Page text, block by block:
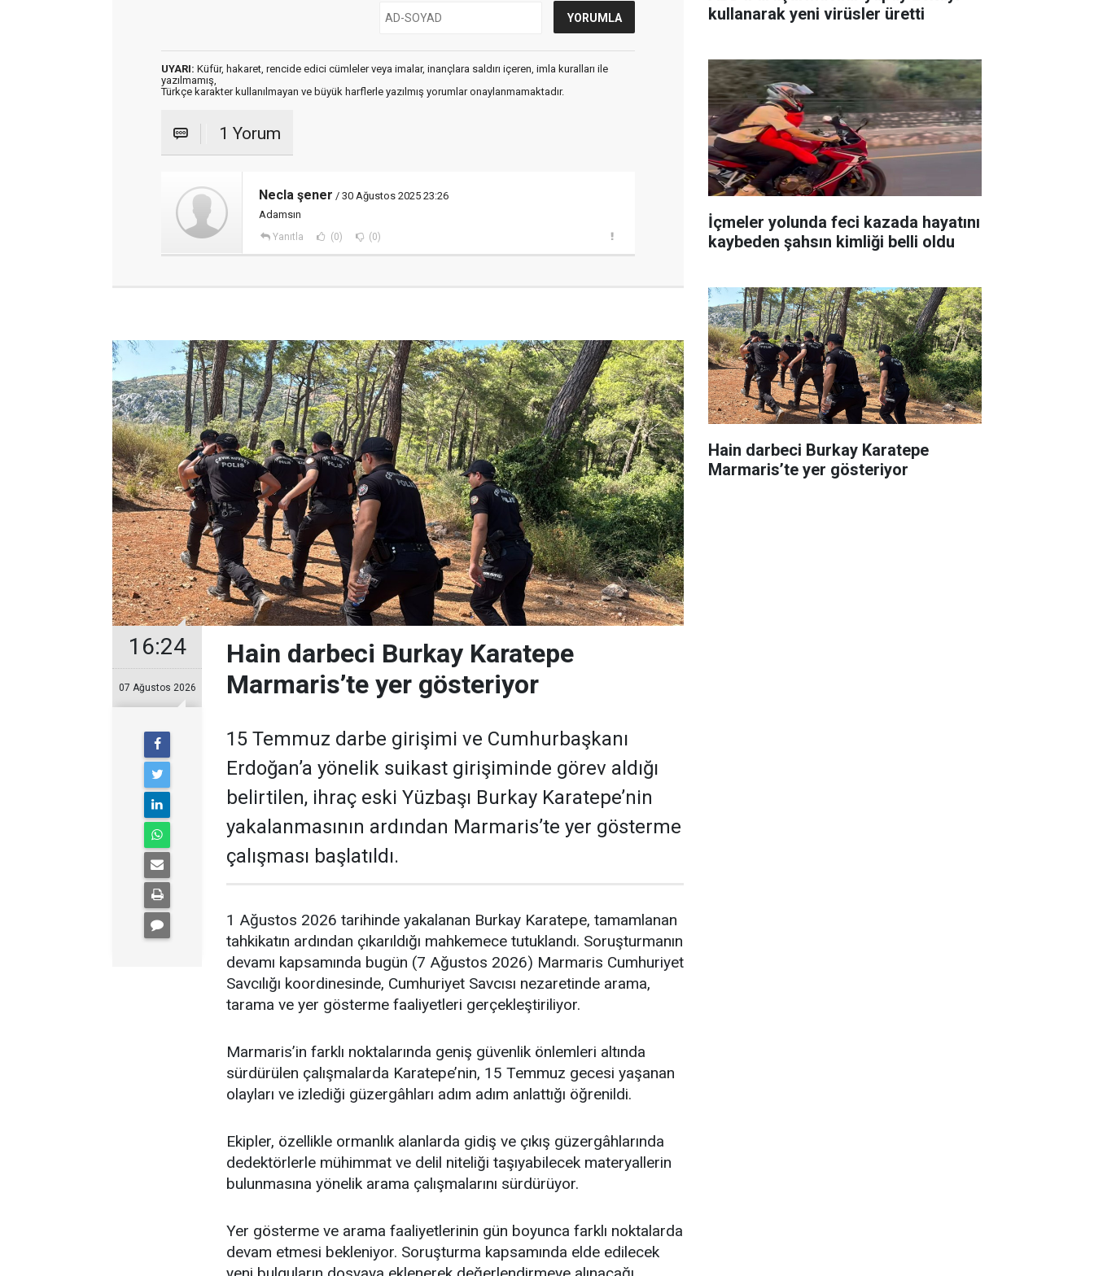
UYARI: Küfür, hakaret, rencide edici cümleler veya imalar, inançlara saldırı içeren, imla kuralları ile
yazılmamış,
Türkçe karakter kullanılmayan ve büyük harflerle yazılmış yorumlar onaylanmamaktadır.
1 Yorum
Necla şener / 30 Ağustos 2025 23:26
Adamsın
Yanıtla (0) (0)
16:24
07 Ağustos 2026
Hain darbeci Burkay Karatepe
Marmaris’te yer gösteriyor
15 Temmuz darbe girişimi ve Cumhurbaşkanı
Erdoğan’a yönelik suikast girişiminde görev aldığı
belirtilen, ihraç eski Yüzbaşı Burkay Karatepe’nin
yakalanmasının ardından Marmaris’te yer gösterme
çalışması başlatıldı.
1 Ağustos 2026 tarihinde yakalanan Burkay Karatepe, tamamlanan
tahkikatın ardından çıkarıldığı mahkemece tutuklandı. Soruşturmanın
devamı kapsamında bugün (7 Ağustos 2026) Marmaris Cumhuriyet
Savcılığı koordinesinde, Cumhuriyet Savcısı nezaretinde arama,
tarama ve yer gösterme faaliyetleri gerçekleştiriliyor.
Marmaris’in farklı noktalarında geniş güvenlik önlemleri altında
sürdürülen çalışmalarda Karatepe’nin, 15 Temmuz gecesi yaşanan
olayları ve izlediği güzergâhları adım adım anlattığı öğrenildi.
Ekipler, özellikle ormanlık alanlarda gidiş ve çıkış güzergâhlarında
dedektörlerle mühimmat ve delil niteliği taşıyabilecek materyallerin
bulunmasına yönelik arama çalışmalarını sürdürüyor.
Yer gösterme ve arama faaliyetlerinin gün boyunca farklı noktalarda
devam etmesi bekleniyor. Soruşturma kapsamında elde edilecek
kullanarak yeni virüsler üretti
İçmeler yolunda feci kazada hayatını
kaybeden şahsın kimliği belli oldu
Hain darbeci Burkay Karatepe
Marmaris’te yer gösteriyor